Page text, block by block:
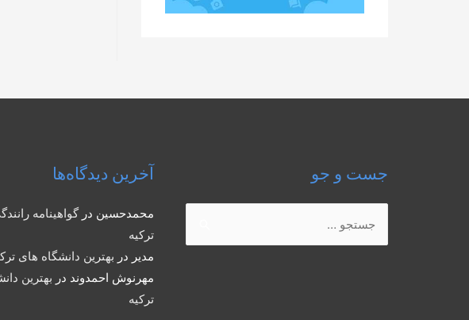
جست و جو
برای:
آخرین دیدگاه‌ها
محمدحسین درگواهینامه
ترکیه
مدیر در بهترین دانشگاه های
مهرنوش احمدوند در بهترین
ترکیه